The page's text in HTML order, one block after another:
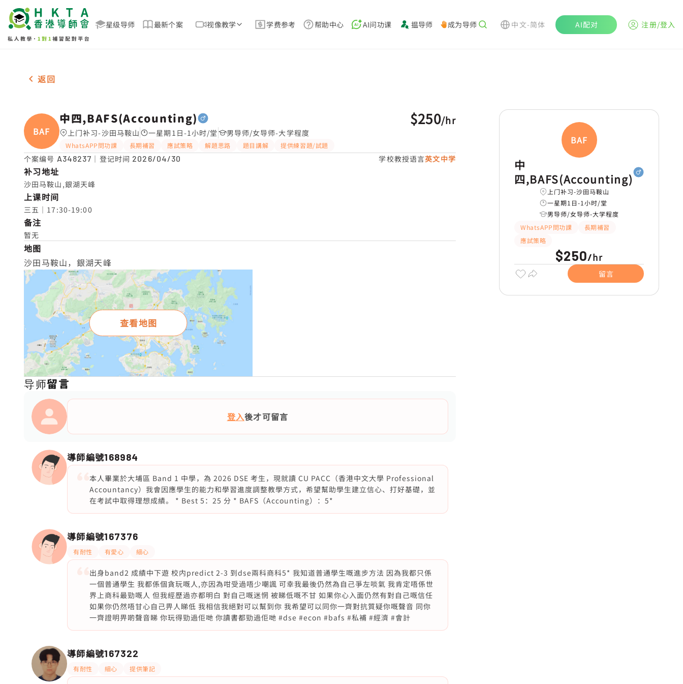
星级导师 最新个案 视像教学 学费参考 帮助中心 AI问功课 揾导师 成为导师 中文-简体 AI配对 注册/登入
男-1名 中四,BAFS(Accounting)，沙田马鞍山 补习推介
返回
BAFS(
中四,BAFS(Accounting)
上门补习-沙田马鞍山 一星期1日-1小时/堂 男导师/女导师-大学程度
WhatsAPP問功課 長期補習 應試策略 解題思路 題目講解 提供練習題/試題
$250/hr
个案编号 A348237 ｜登记时间 2026/04/30 学校教授语言英文中学
补习地址
沙田马鞍山,銀湖天峰
上课时间
三五｜17:30-19:00
备注
暂无
地图
沙田马鞍山，銀湖天峰
查看地图
导师留言
登入後才可留言
導師編號168984
本人畢業於大埔區 Band 1 中學，為 2026 DSE 考生，現就讀 CU PACC（香港中文大學 Professional
Accountancy）我會因應學生的能力和學習進度調整教學方式，希望幫助學生建立信心、打好基礎，並
在考試中取得理想成績。 * Best 5：25 分 * BAFS（Accounting）：5*
導師編號167376
有耐性 有愛心 細心
出身band2 成績中下遊 校内predict 2-3 到dse兩科商科5* 我知道普通學生嘅進步方法 因為我都只係
一個普通學生 我都係個貪玩嘅人,亦因為咁受過唔少嘲諷 可幸我最後仍然為自己爭左啖氣 我肯定唔係世
界上商科最勁嘅人 但我經歷過亦都明白 對自己嘅迷惘 被睇低嘅不甘 如果你心入面仍然有對自己嘅信任
如果你仍然唔甘心自己畀人睇低 我相信我絕對可以幫到你 我希望可以同你一齊對抗質疑你嘅聲音 同你
一齊證明畀啲聲音睇 你玩得勁過佢哋 你讀書都勁過佢哋 #dse #econ #bafs #私補 #經濟 #會計
導師編號167322
有耐性 細心 提供筆記
BAFS(
中
四,BAFS(Accounting)
上门补习-沙田马鞍山
一星期1日-1小时/堂
男导师/女导师-大学程度
WhatsAPP問功課
長期補習
應試策略
$250/hr
留言